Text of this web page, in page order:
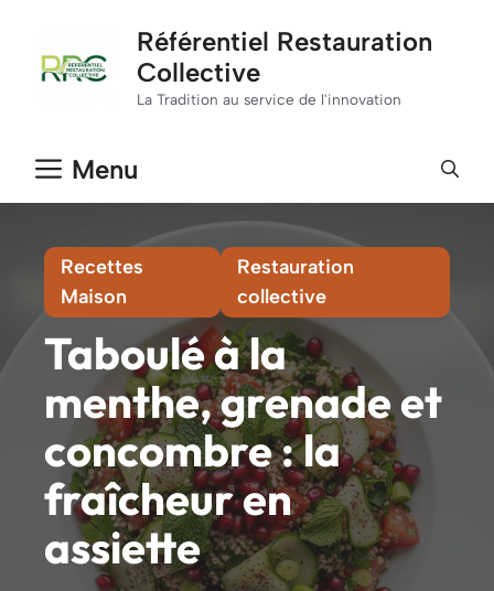
contenu
Référentiel Restauration
Collective
La Tradition au service de l'innovation
Menu
Recettes
Maison
Restauration
collective
Taboulé à la
menthe, grenade et
concombre : la
fraîcheur en
assiette